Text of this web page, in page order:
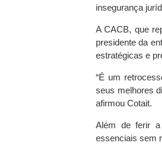
insegurança
A CACB, que
presidente da
estratégicas e
“É um
seus melhores
afirmou Cotait.
Além de ferir a
essenciais sem